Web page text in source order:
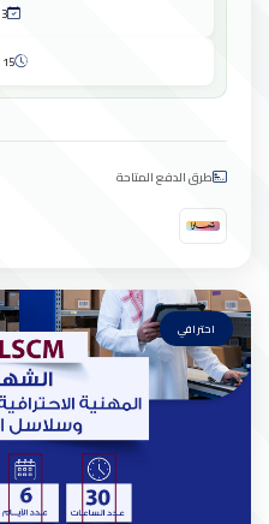
3 أيام
15 ساعة
طرق الدفع المتاحة
احترافي